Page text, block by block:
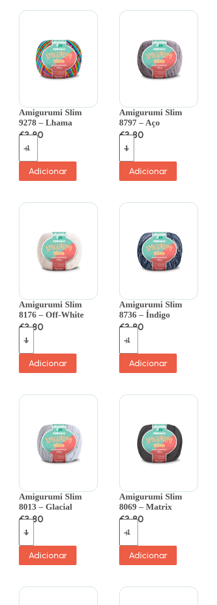
Amigurumi Slim
9278 – Lhama
€3.80
Adicionar
Amigurumi Slim
8797 – Aço
€3.80
Adicionar
Amigurumi Slim
8176 – Off-White
€3.80
Adicionar
Amigurumi Slim
8736 – Índigo
€3.80
Adicionar
Amigurumi Slim
8013 – Glacial
€3.80
Adicionar
Amigurumi Slim
8069 – Matrix
€3.80
Adicionar